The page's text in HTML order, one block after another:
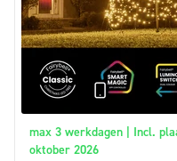
max 3 werkdagen | Incl.
oktober 2026